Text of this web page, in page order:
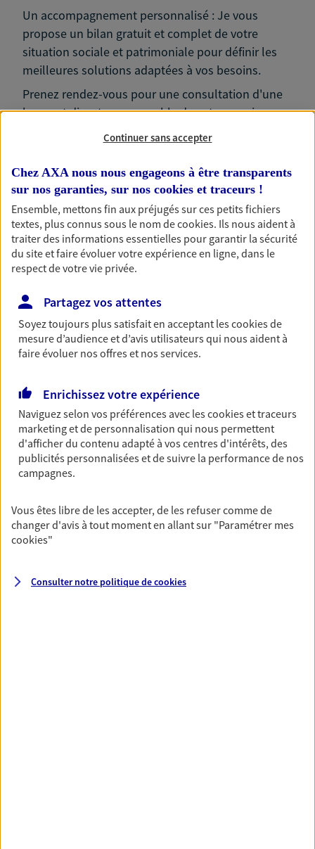
Un accompagnement personnalisé : Je vous
propose un bilan gratuit et complet de votre
situation sociale et patrimoniale pour définir les
meilleures solutions adaptées à vos besoins.
Prenez rendez-vous pour une consultation d'une
heure et discutons ensemble de votre avenir.
Nos expertises
Accompagner les
entreprises
Comme vous, nous sommes des indépendants. Nous
bâtissons ensemble des solutions cohérentes pour
Accompagner vos projets de
vie
Achat immobilier, installation, départ à la retraite…
Autant de moments de vie qui nécessitent des solutions
cohérent avec vos besoins
épargne
Continuer sans accepter
Chez AXA nous nous engageons à être transparents
sur nos garanties, sur nos cookies et traceurs !
Ensemble, mettons fin aux préjugés sur ces petits fichiers
textes, plus connus sous le nom decookies. Ils nous aident à
traiter des informations essentielles pour garantir la sécurité
du site et faire évoluer votre expérience en ligne, dans le
respect de votre vie privée.
Partagez vos attentes
Soyez toujours plus satisfait en acceptant lescookiesde
mesure d’audience et d’avis utilisateurs qui nous aident à
faire évoluer nos offres et nos services.
Enrichissez votre expérience
Naviguez selon vos préférences avec lescookies et traceurs
marketing et de personnalisation qui nous permettent
d'afficher du contenu adapté à vos centres d'intérêts, des
publicités personnalisées et de suivre la performance de nos
campagnes.
Vous êtes libre de les accepter, de les refuser comme de
changer d'avis à tout moment en allant sur "Paramétrer mes
cookies"
Consulter notre politique decookies